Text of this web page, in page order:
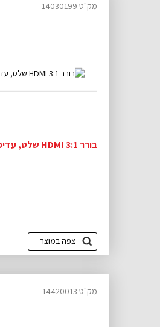
בורר HDMI 3:1 שלט, עדיפות 4K2K
צפה במוצר
מק"ט:14030199
מק"ט:14420013